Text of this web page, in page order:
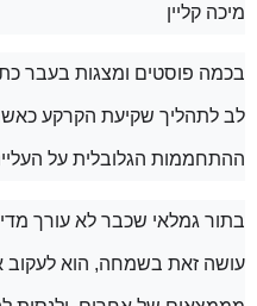
מיכה קליין
בכמה פוסטים ומצגות בעבר
לב לתהליך שקיעת הקרקע
ההתחממות הגלובלית על
בתור גמלאי שכבר לא עורך
עושה זאת בשמחה, הוא לעקוב